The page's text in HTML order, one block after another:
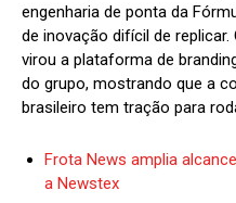
engenharia de ponta da
de inovação difícil de
virou a plataforma de
do grupo, mostrando que a
brasileiro tem tração para
Frota News amplia
a Newstex